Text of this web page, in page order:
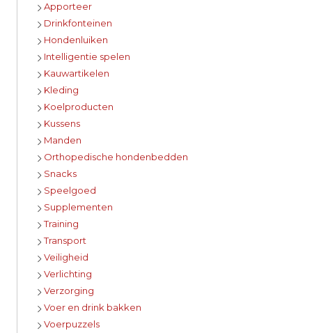
Apporteer
Drinkfonteinen
Hondenluiken
Intelligentie spelen
Kauwartikelen
Kleding
Koelproducten
Kussens
Manden
Orthopedische hondenbedden
Snacks
Speelgoed
Supplementen
Training
Transport
Veiligheid
Verlichting
Verzorging
Voer en drink bakken
Voerpuzzels